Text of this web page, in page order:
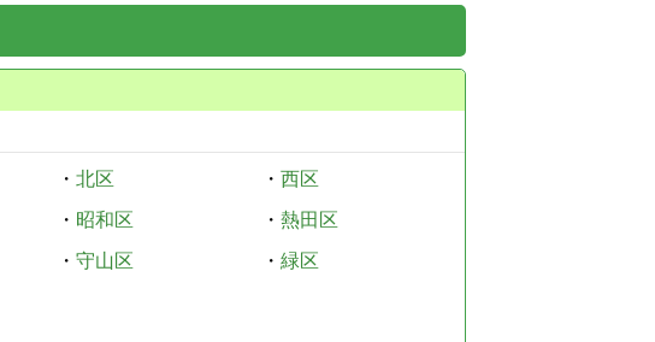
・ 北区 ・ 西区
・ 昭和区 ・ 熱田区
・ 守山区 ・ 緑区